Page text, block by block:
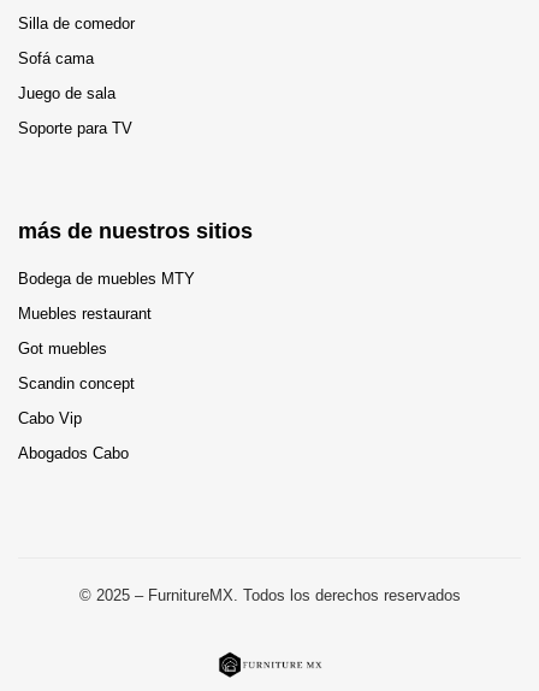
Silla de comedor
Sofá cama
Juego de sala
Soporte para TV
más de nuestros sitios
Bodega de muebles MTY
Muebles restaurant
Got muebles
Scandin concept
Cabo Vip
Abogados Cabo
© 2025 – FurnitureMX. Todos los derechos reservados